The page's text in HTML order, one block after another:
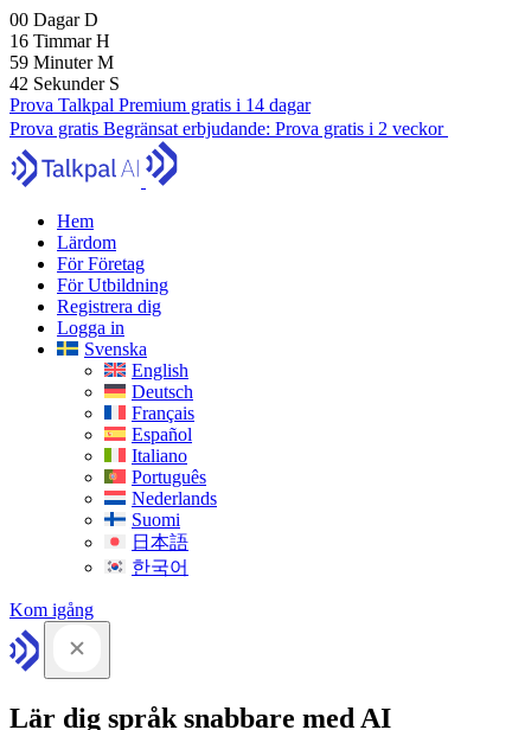
00 DagarD
16 TimmarH
59 MinuterM
40 Sekunder S
Prova Talkpal Premium gratis i 14 dagar
Prova gratis Begränsat erbjudande: Prova gratis i 2 veckor
Hem
Lärdom
För Företag
För Utbildning
Registrera dig
Logga in
Svenska
English
Deutsch
Français
Español
Italiano
Português
Nederlands
Suomi
日本語
한국어
Kom igång
Lär dig språk snabbare med AI